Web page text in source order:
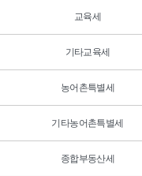
교육세
기타교육세
농어촌특별세
기타농어촌특별세
종합부동산세